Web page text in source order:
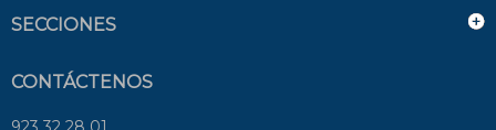
SECCIONES
CONTÁCTENOS